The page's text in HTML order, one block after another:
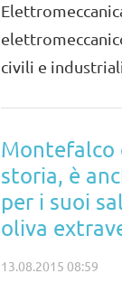
civili e industriali
Montefalco
storia, è
per i suoi
oliva
13.08.2015 08:59